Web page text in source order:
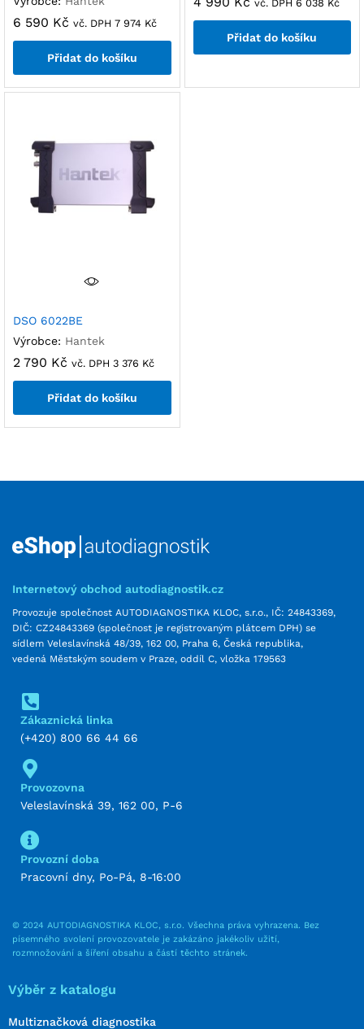
6 590 Kč vč. DPH 7 974 Kč
Přidat do košíku
vč. DPH 6 038 Kč
Přidat do košíku
DSO 6022BE
Výrobce: Hantek
2 790 Kč vč. DPH 3 376 Kč
Přidat do košíku
Internetový obchod autodiagnostik.cz
Provozuje společnost AUTODIAGNOSTIKA KLOC, s.r.o., IČ: 24843369,
DIČ: CZ24843369 (společnost je registrovaným plátcem DPH) se
sídlem Veleslavínská 48/39, 162 00, Praha 6, Česká republika,
vedená Městským soudem v Praze, oddíl C, vložka 179563
Zákaznická linka
(+420) 800 66 44 66
Provozovna
Veleslavínská 39, 162 00, P-6
Provozní doba
Pracovní dny, Po-Pá, 8-16:00
© 2024 AUTODIAGNOSTIKA KLOC, s.r.o. Všechna práva vyhrazena. Bez
písemného svolení provozovatele je zakázáno jakékoliv užití,
rozmnožování a šíření obsahu a částí těchto stránek.
Výběr z katalogu
Multiznačková diagnostika